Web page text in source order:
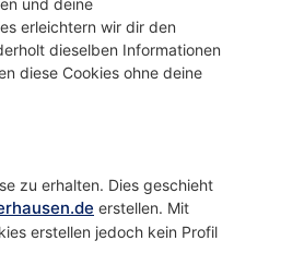
und deine
erleichtern wir dir den
dieselben Informationen
diese Cookies ohne deine
zu erhalten. Dies geschieht
erstellen. Mit
erstellen jedoch kein Profil